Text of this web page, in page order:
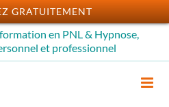
en PNL & Hypnose,
et professionnel
GRATUITEMENT